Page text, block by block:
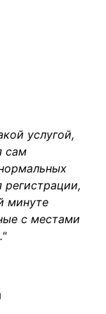
услугой,
сам
минуте
с местами